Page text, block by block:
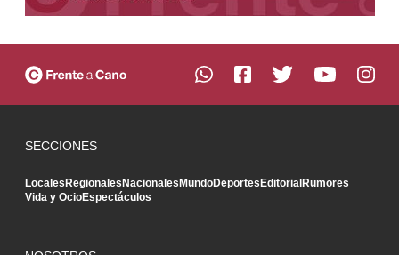
SECCIONES
LocalesRegionalesNacionalesMundoDeportesEditorialRumores
Vida y OcioEspectáculos